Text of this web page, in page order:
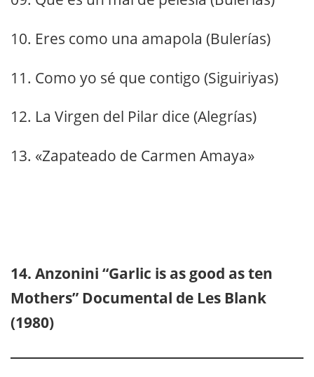
10. Eres como una amapola (Bulerías)
11. Como yo sé que contigo (Siguiriyas)
12. La Virgen del Pilar dice (Alegrías)
13. «Zapateado de Carmen Amaya»
14. Anzonini “Garlic is as good as ten
Mothers” Documental de Les Blank
(1980)